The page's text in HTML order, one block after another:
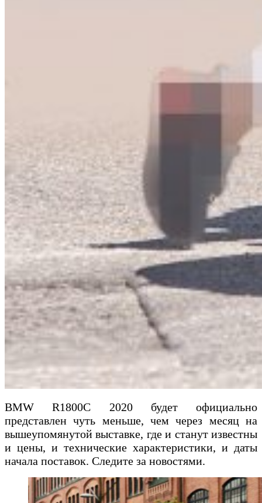
BMW R1800C 2020 будет официально
представлен чуть меньше, чем через месяц на
вышеупомянутой выставке, где и станут известны
и цены, и технические характеристики, и даты
начала поставок. Следите за новостями.